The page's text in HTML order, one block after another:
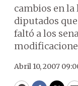
cambios en la
diputados
faltó a los
Abril 10, 2007